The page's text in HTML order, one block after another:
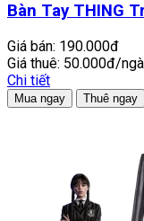
Bàn Tay THING
Giá bán: 190.000đ
Giá thuê: 50.000đ/
Chi tiết
Mua ngay Thuê ngay